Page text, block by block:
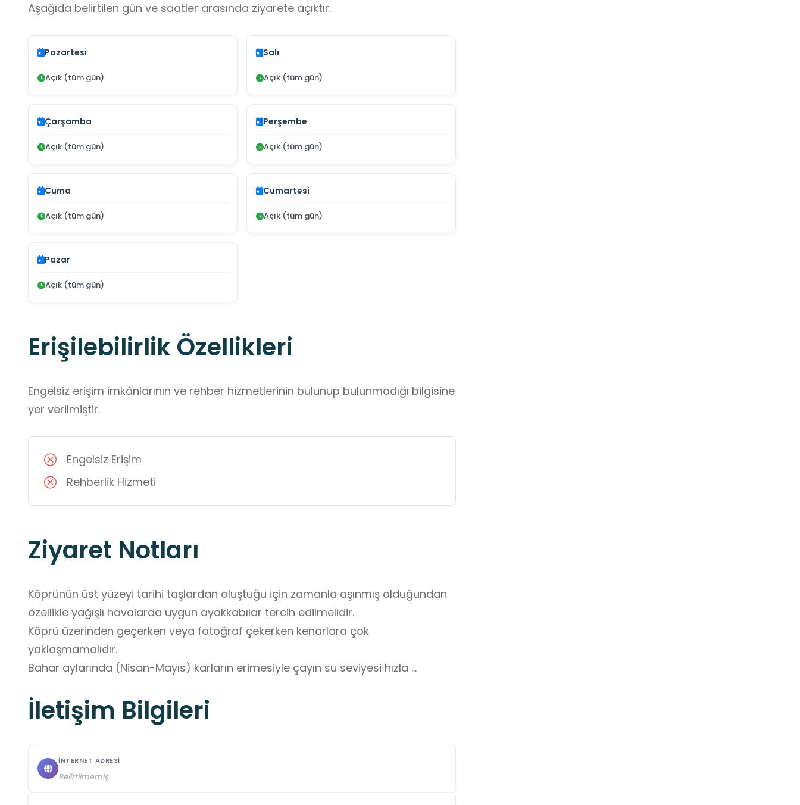
Aşağıda belirtilen gün ve saatler arasında ziyarete açıktır.
Pazartesi
Açık (tüm gün)
Salı
Açık (tüm gün)
Çarşamba
Açık (tüm gün)
Perşembe
Açık (tüm gün)
Cuma
Açık (tüm gün)
Cumartesi
Açık (tüm gün)
Pazar
Açık (tüm gün)
Erişilebilirlik Özellikleri
Engelsiz erişim imkânlarının ve rehber hizmetlerinin bulunup bulunmadığı bilgisine
yer verilmiştir.
Engelsiz Erişim
Rehberlik Hizmeti
Ziyaret Notları
Köprünün üst yüzeyi tarihi taşlardan oluştuğu için zamanla aşınmış olduğundan
özellikle yağışlı havalarda uygun ayakkabılar tercih edilmelidir.
Köprü üzerinden geçerken veya fotoğraf çekerken kenarlara çok
yaklaşmamalıdır.
Bahar aylarında (Nisan-Mayıs) karların erimesiyle çayın su seviyesi hızla
Suya çok yakın noktalarda durmak, ani akıntı artışları nedeniyle riskli olabilir.
İletişim Bilgileri
İNTERNET ADRESI
Belirtilmemiş